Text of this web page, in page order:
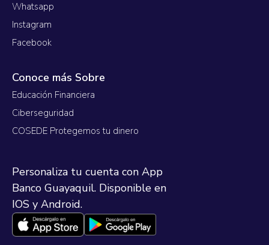
Whatsapp
Instagram
Facebook
Conoce más Sobre
Educación Financiera
Ciberseguridad
COSEDE Protegemos tu dinero
Personaliza tu cuenta con App
Banco Guayaquil. Disponible en
IOS y Android.